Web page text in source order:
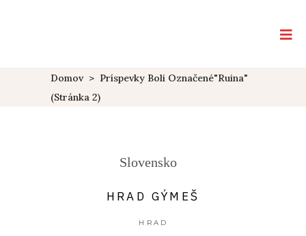
Domov> Príspevky Boli Označené"Ruina"
(Stránka 2)
Slovensko
HRAD GÝMEŠ
HRAD